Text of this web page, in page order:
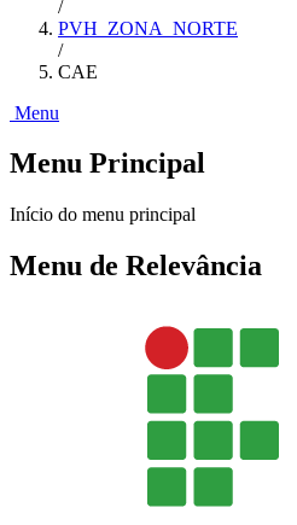
/
PVH_ZONA_NORTE
/
CAE
Menu
Menu Principal
Início do menu principal
Menu de Relevância